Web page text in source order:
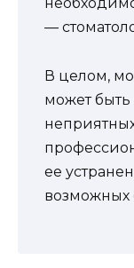
—
В целом,
может
ее
возможных